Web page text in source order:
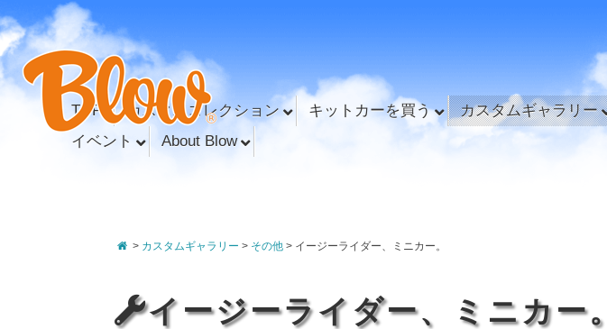
TOP カスタムコレクション キットカーを買う カスタムギャラリー
イベント
About Blow
> カスタムギャラリー > その他> イージーライダー、ミニカー。
イージーライダー、ミニカー。